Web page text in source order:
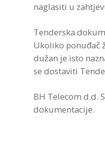
naglasiti u
Tenderska
Ukoliko ponuđač
dužan je isto
se dostaviti
BH Telecom d.d.
dokumentacije.